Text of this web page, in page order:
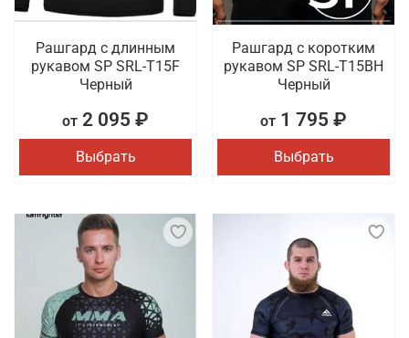
Рашгард с длинным
рукавом SP SRL-T15F
Черный
от 2 095 ₽
Выбрать
Рашгард с коротким
рукавом SP SRL-T15BH
Черный
от 1 795 ₽
Выбрать